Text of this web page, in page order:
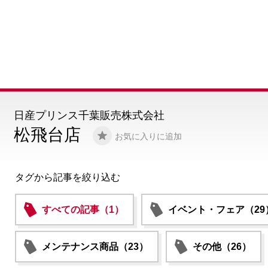
松飛台店 お気に入りに追加
日産プリンス千葉販売株式会社
タグから記事を絞り込む
すべての記事（1） イベント・フェア（29
メンテナンス商品（23） その他（26）